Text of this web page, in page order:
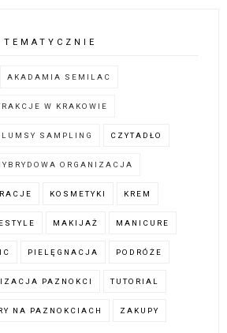
TEMATYCZNIE
AKADAMIA SEMILAC
W KRAKOWIE
SAMPLING CZYTADŁO
ORGANIZACJA
KOSMETYKI KREM
MAKIJAŻ MANICURE
PIELĘGNACJA PODRÓŻE
PAZNOKCI TUTORIAL
NA PAZNOKCIACH ZAKUPY